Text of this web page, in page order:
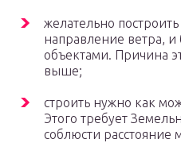
желательно
направление ветра, и
объектами. Причина
выше;
строить нужно как
Этого требует
соблюсти